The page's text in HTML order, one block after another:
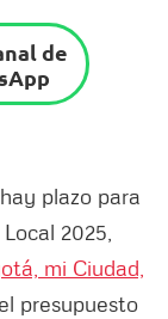
de
plazo para
2025,
mi Ciudad,
presupuesto